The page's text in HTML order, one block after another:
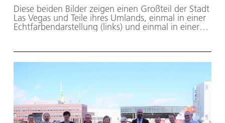
Diese beiden Bilder zeigen einen Großteil der Stadt
Las Vegas und Teile ihres Umlands, einmal in einer
Echtfarbendarstellung (links) und einmal in einer
(Environmental Mapping and Analysis Program).